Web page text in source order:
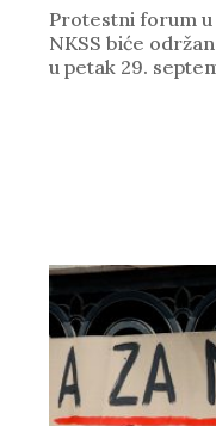
Protestni forum
NKSS biće
u petak 29.